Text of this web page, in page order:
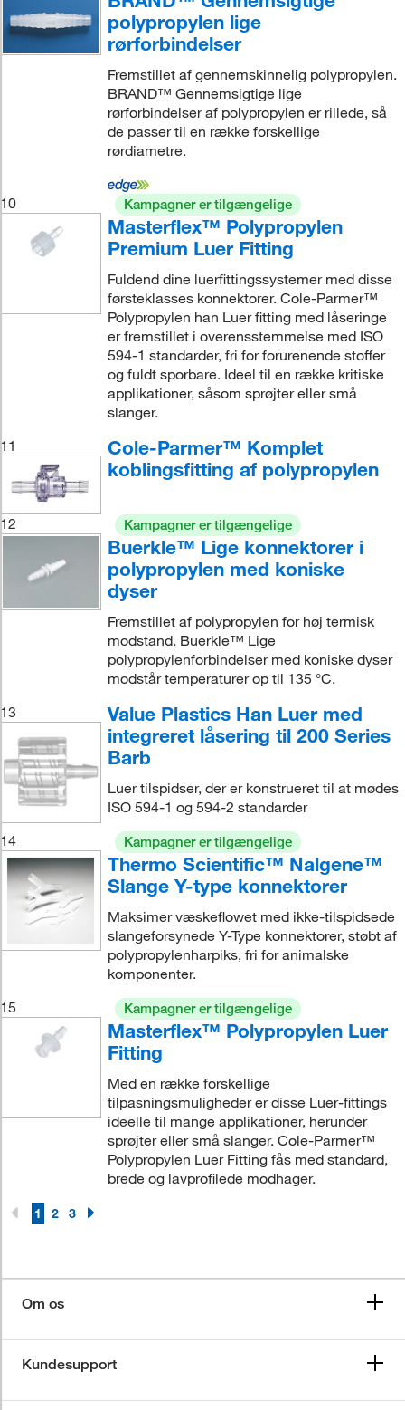
polypropylen lige
rørforbindelser
Fremstillet af gennemskinnelig polypropylen.
BRAND™ Gennemsigtige lige
rørforbindelser af polypropylen er rillede, så
de passer til en række forskellige
rørdiametre.
10 Kampagner er tilgængelige
Masterflex™ Polypropylen
Premium Luer Fitting
Fuldend dine luerfittingssystemer med disse
førsteklasses konnektorer. Cole-Parmer™
Polypropylen han Luer fitting med låseringe
er fremstillet i overensstemmelse med ISO
594-1 standarder, fri for forurenende stoffer
og fuldt sporbare. Ideel til en række kritiske
applikationer, såsom sprøjter eller små
slanger.
11
Cole-Parmer™ Komplet
koblingsfitting af polypropylen
12 Kampagner er tilgængelige
Buerkle™ Lige konnektorer i
polypropylen med koniske
dyser
Fremstillet af polypropylen for høj termisk
modstand. Buerkle™ Lige
polypropylenforbindelser med koniske dyser
modstår temperaturer op til 135 °C.
13
Value Plastics Han Luer med
integreret låsering til 200 Series
Barb
Luer tilspidser, der er konstrueret til at mødes
ISO 594-1 og 594-2 standarder
14
Kampagner er tilgængelige
Thermo Scientific™ Nalgene™
Slange Y-type konnektorer
Maksimer væskeflowet med ikke-tilspidsede
slangeforsynede Y-Type konnektorer, støbt af
polypropylenharpiks, fri for animalske
komponenter.
15
Kampagner er tilgængelige
Masterflex™ Polypropylen Luer
Fitting
Med en række forskellige
tilpasningsmuligheder er disse Luer-fittings
ideelle til mange applikationer, herunder
sprøjter eller små slanger. Cole-Parmer™
Polypropylen Luer Fitting fås med standard,
brede og lavprofilede modhager.
1 2 3
Om os
Kundesupport